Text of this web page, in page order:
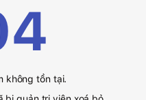
không tồn tại.